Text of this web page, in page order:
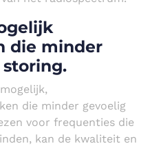
die minder
die minder gevoelig
voor frequenties die
kan de kwaliteit en